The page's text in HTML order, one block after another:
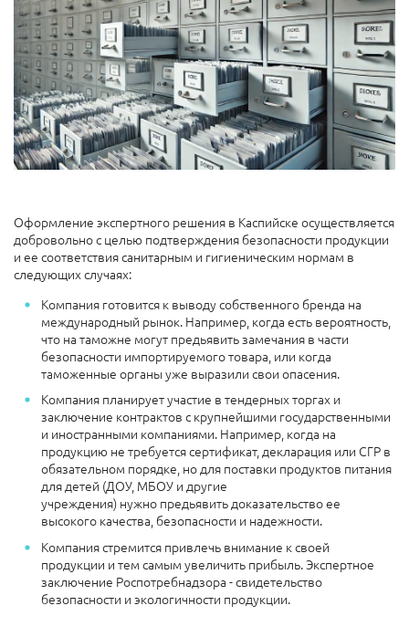
Оформление экспертного решения в Каспийске осуществляется
добровольно с целью подтверждения безопасности продукции
и ее соответствия санитарным и гигиеническим нормам в
следующих случаях:
Компания готовится к выводу собственного бренда на
международный рынок. Например, когда есть вероятность,
что на таможне могут предьявить замечания в части
безопасности импортируемого товара, или когда
таможенные органы уже выразили свои опасения.
Компания планирует участие в тендерных торгах и
заключение контрактов с крупнейшими государственными
и иностранными компаниями. Например, когда на
продукцию не требуется сертификат, декларация или СГР в
обязательном порядке, но для поставки продуктов питания
для детей (ДОУ, МБОУ и другие
учреждения) нужно предьявить доказательство ее
высокого качества, безопасности и надежности.
Компания стремится привлечь внимание к своей
продукции и тем самым увеличить прибыль. Экспертное
заключение Роспотребнадзора - свидетельство
безопасности и экологичности продукции.